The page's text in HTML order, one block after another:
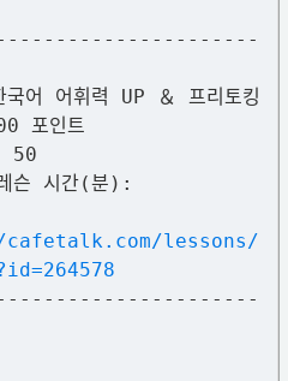
어 어휘력 UP ＆ 프리토킹
포인트
50
슨 시간(분):
lessons/